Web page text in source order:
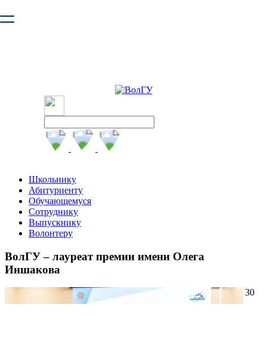
безопасную работу с сайтом. Пожалуйста
Школьнику
Абитуриенту
Обучающемуся
Сотруднику
Выпускнику
Волонтеру
ВолГУ – лауреат премии имени Олега
Иншакова
30